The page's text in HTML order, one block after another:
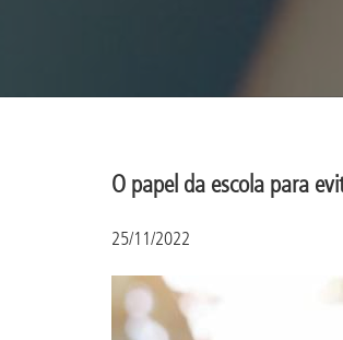
O papel da escola para
25/11/2022